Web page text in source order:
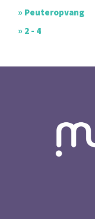
» Peuteropvang
» 2 - 4